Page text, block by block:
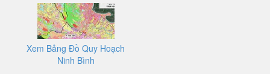
Xem Bảng Đồ Quy Hoạch
Ninh Bình